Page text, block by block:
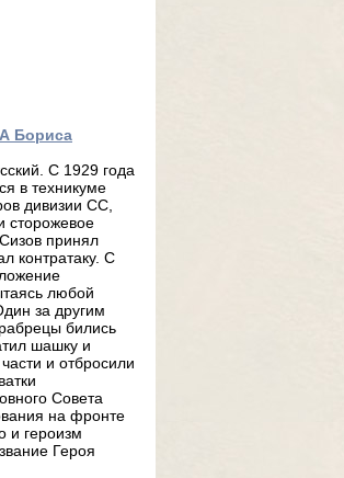
Бориса
С 1929 года
в техникуме
дивизии СС,
сторожевое
принял
контратаку. С
любой
за другим
бились
шашку и
и отбросили
Совета
на фронте
и героизм
Героя